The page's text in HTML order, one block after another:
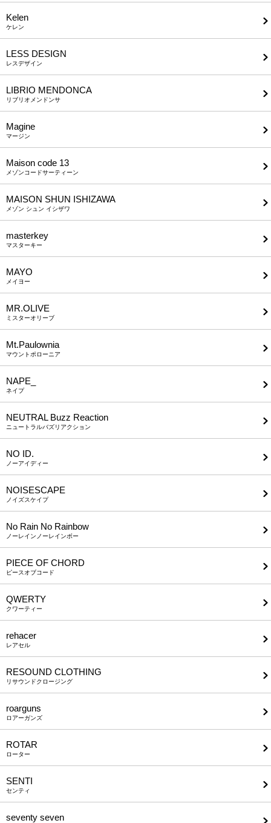
Kelen
ケレン
LESS DESIGN
レスデザイン
LIBRIO MENDONCA
リブリオメンドンサ
Magine
マージン
Maison code 13
メゾンコードサーティーン
MAISON SHUN ISHIZAWA
メゾン シュン イシザワ
masterkey
マスターキー
MAYO
メイヨー
MR.OLIVE
ミスターオリーブ
Mt.Paulownia
マウントポローニア
NAPE_
ネイプ
NEUTRAL Buzz Reaction
ニュートラルバズリアクション
NO ID.
ノーアイディー
NOISESCAPE
ノイズスケイプ
No Rain No Rainbow
ノーレインノーレインボー
PIECE OF CHORD
ピースオブコード
QWERTY
クワーティー
rehacer
レアセル
RESOUND CLOTHING
リサウンドクロージング
roarguns
ロアーガンズ
ROTAR
ローター
SENTI
センティ
seventy seven